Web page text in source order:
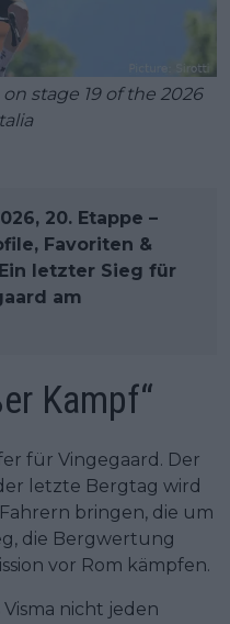
stage 19 of the 2026
20. Etappe –
Favoriten &
letzter Sieg für
am
Kampf“
für Vingegaard. Der
letzte Bergtag wird
bringen, die um
die Bergwertung
vor Rom kämpfen.
nicht jeden